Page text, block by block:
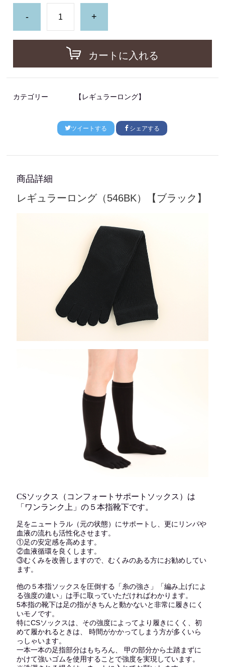
- +
カートに入れる
カテゴリー 【レギュラーロング】
ツイートする シェアする
商品詳細
レギュラーロング（546BK）【ブラック】
CSソックス（コンフォートサポートソックス）は
「ワンランク上」の５本指靴下です。
足をニュートラル（元の状態）にサポートし、更にリンパや
血液の流れも活性化させます。
①足の安定感を高めます。
②血液循環を良くします。
③むくみを改善しますので、むくみのある方にお勧めしてい
ます。
他の５本指ソックスを圧倒する「糸の強さ」「編み上げによ
る強度の違い」は手に取っていただければわかります。
5本指の靴下は足の指がきちんと動かないと非常に履きにく
いモノです。
特にCSソックスは、その強度によってより履きにくく、初
めて履かれるときは、 時間がかかってしまう方が多くいら
っしゃいます。
一本一本の足指部分はもちろん、 甲の部分から土踏まずに
かけて強いゴムを使用することで強度を実現しています。